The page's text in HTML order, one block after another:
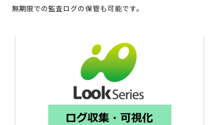
無期限での監査ログの保管も可能です。